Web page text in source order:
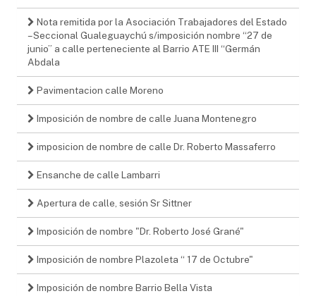
Nota remitida por la Asociación Trabajadores del Estado
– Seccional Gualeguaychú s/imposición nombre “27 de
junio” a calle perteneciente al Barrio ATE III “Germán
Abdala
Pavimentacion calle Moreno
Imposición de nombre de calle Juana Montenegro
imposicion de nombre de calle Dr. Roberto Massaferro
Ensanche de calle Lambarri
Apertura de calle, sesión Sr Sittner
Imposición de nombre "Dr. Roberto José Grané"
Imposición de nombre Plazoleta “ 17 de Octubre"
Imposición de nombre Barrio Bella Vista